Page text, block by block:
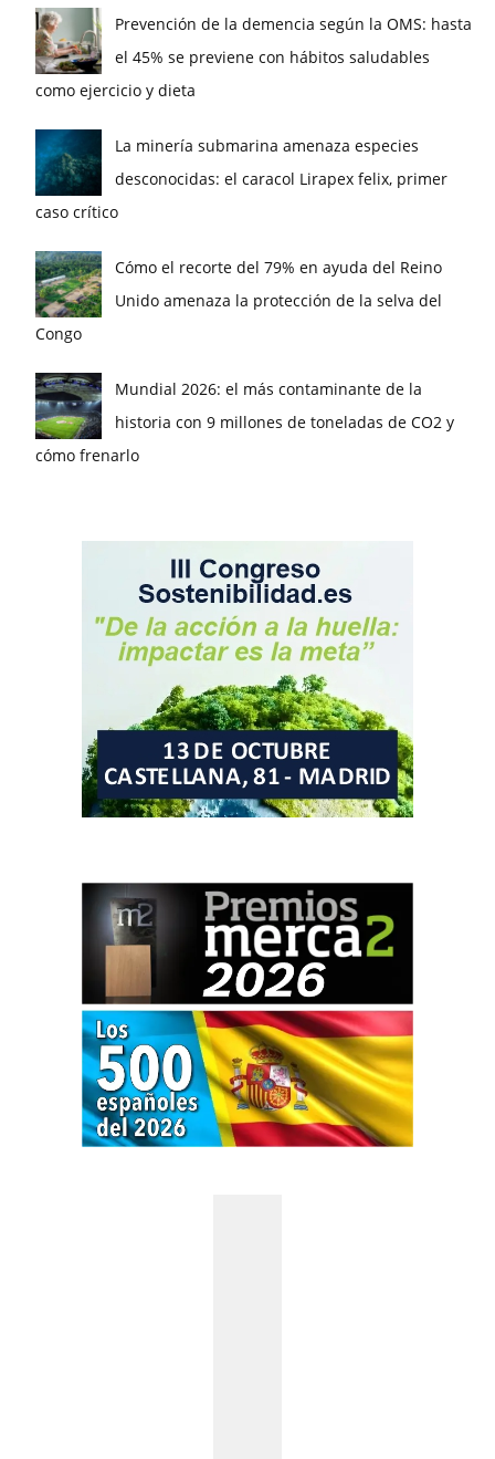
Prevención de la demencia según la OMS: hasta
el 45% se previene con hábitos saludables
como ejercicio y dieta
La minería submarina amenaza especies
desconocidas: el caracol Lirapex felix, primer
caso crítico
Cómo el recorte del 79% en ayuda del Reino
Unido amenaza la protección de la selva del
Congo
Mundial 2026: el más contaminante de la
historia con 9 millones de toneladas de CO2 y
cómo frenarlo